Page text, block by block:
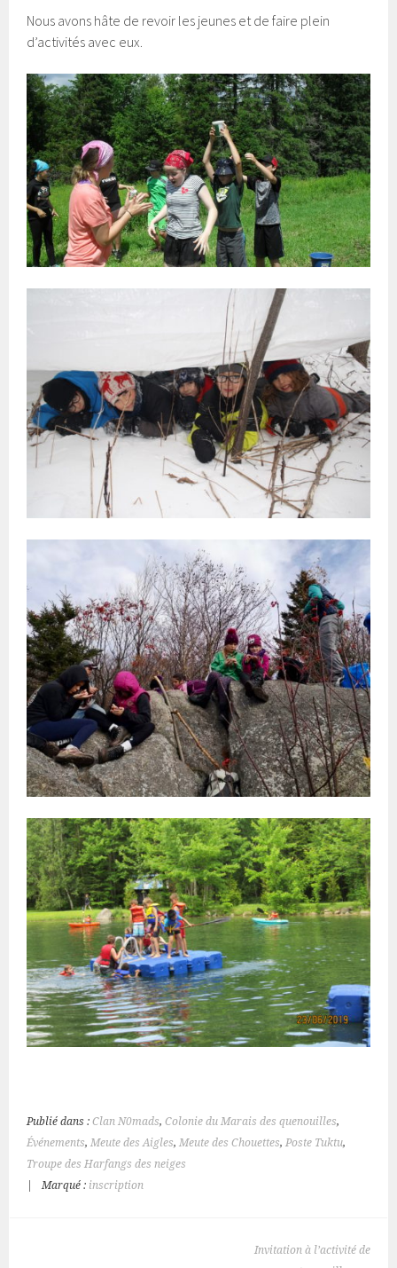
Nous avons hâte de revoir les jeunes et de faire plein
d’activités avec eux.
Publié dans :Clan N0mads,Colonie du Marais des quenouilles,
Événements,Meute des Aigles,Meute des Chouettes,Poste Tuktu,
Troupe des Harfangs des neiges
Marqué : inscription
Invitation à l’activité de